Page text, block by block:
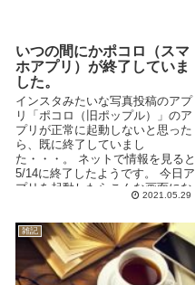
いつの間にかポコロ（スマ
ホアプリ）が終了していま
した。
インスタみたいな写真投稿のアプ
リ「ポコロ（旧ポップル）」のア
プリが正常に起動しないと思った
ら、既に終了していまし
た・・・。 ネットで情報を見ると
5/14に終了したようです。 今日ア
プリを起動したらこんな画面にな
2021.05.29
雑記